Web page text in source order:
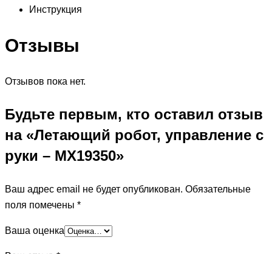
Инструкция
Отзывы
Отзывов пока нет.
Будьте первым, кто оставил отзыв
на «Летающий робот, управление с
руки – MX19350»
Ваш адрес email не будет опубликован. Обязательные
поля помечены *
Ваша оценка